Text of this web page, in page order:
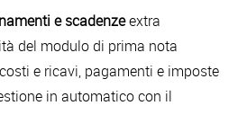
e scadenzeextra
del modulo di prima nota
e ricavi, pagamenti e imposte
in automatico con il